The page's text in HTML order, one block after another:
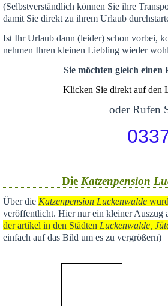
(Selbstverständlich können Sie ihre
damit Sie direkt zu ihrem Urlaub
Ist Ihr Urlaub dann (leider) schon vorbei,
nehmen Ihren kleinen Liebling wieder
Sie möchten gleich
Klicken Sie direkt auf den
oder Rufen
Die Katzenpension
Über die Katzenpension Luckenwalde
veröffentlicht. Hier nur ein kleiner Auszug
der artikel in den Städten Luckenwalde,
einfach auf das Bild um es zu vergrößern)